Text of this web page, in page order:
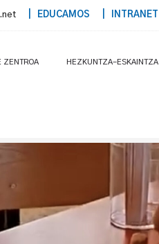
| EDUCAMOS | INTRANET
ZENTROA HEZKUNTZA-ESKAINTZA